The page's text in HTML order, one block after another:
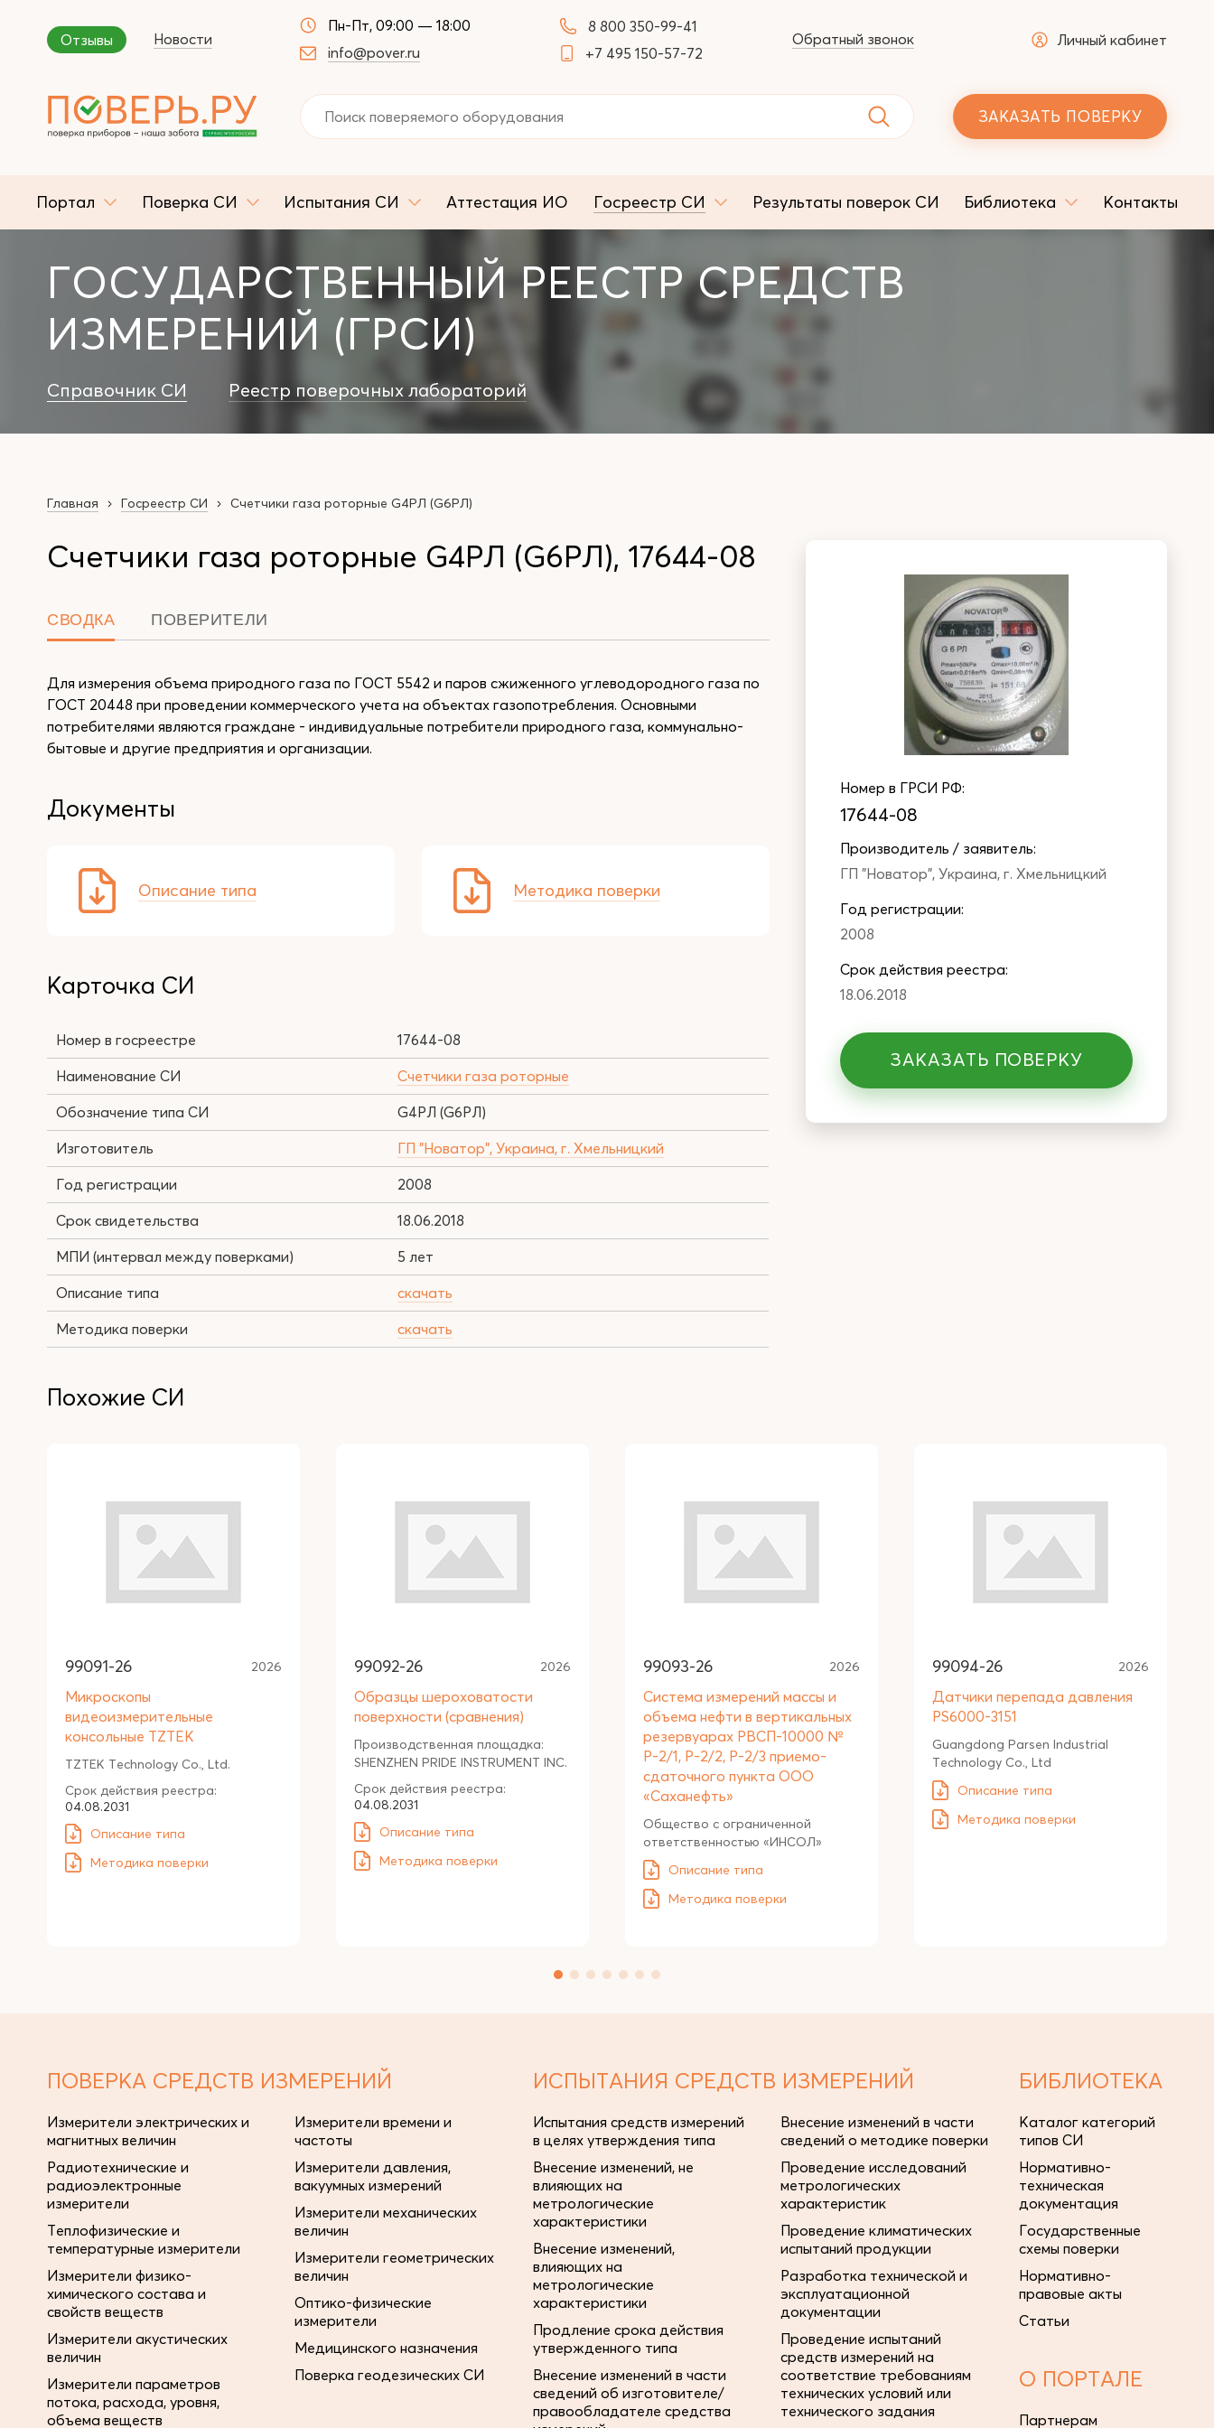
Отзывы Новости
Пн-Пт, 09:00 — 18:00
info@pover.ru
8 800 350-99-41
+7 495 150-57-72
Обратный звонок Личный кабинет
ЗАКАЗАТЬ ПОВЕРКУ
Портал Поверка СИ Испытания СИ Аттестация ИО Госреестр СИ Результаты поверок СИ Библиотека Контакты
ГОСУДАРСТВЕННЫЙ РЕЕСТР СРЕДСТВ
ИЗМЕРЕНИЙ (ГРСИ)
Справочник СИ Реестр поверочных лабораторий
Главная Госреестр СИ Счетчики газа роторные G4РЛ (G6РЛ)
Счетчики газа роторные G4РЛ (G6РЛ), 17644-08
СВОДКА ПОВЕРИТЕЛИ
Для измерения объема природного газа по ГОСТ 5542 и паров сжиженного углеводородного газа по
ГОСТ 20448 при проведении коммерческого учета на объектах газопотребления. Основными
потребителями являются граждане - индивидуальные потребители природного газа, коммунально-
бытовые и другие предприятия и организации.
Документы
Описание типа Методика поверки
Карточка СИ
Номер в госреестре
17644-08
Наименование СИ
Счетчики газа роторные
Обозначение типа СИ
G4РЛ (G6РЛ)
Изготовитель
ГП "Новатор", Украина, г. Хмельницкий
Год регистрации
2008
Срок свидетельства
18.06.2018
МПИ (интервал между поверками)
5 лет
Описание типа
скачать
Методика поверки
скачать
Номер в ГРСИ РФ:
17644-08
Производитель / заявитель:
ГП "Новатор", Украина, г. Хмельницкий
Год регистрации:
2008
Cрок действия реестра:
18.06.2018
ЗАКАЗАТЬ ПОВЕРКУ
Похожие СИ
99091-26 2026
Микроскопы
видеоизмерительные
консольные TZTEK
TZTEK Technology Co., Ltd.
Срок действия реестра:
04.08.2031
Описание типа
Методика поверки
99092-26 2026
Образцы шероховатости
поверхности (сравнения)
Производственная площадка:
SHENZHEN PRIDE INSTRUMENT INC.
Срок действия реестра:
04.08.2031
Описание типа
Методика поверки
99093-26 2026
Система измерений массы и
объема нефти в вертикальных
резервуарах РВСП-10000 №
Р-2/1, Р-2/2, Р-2/3 приемо-
сдаточного пункта ООО
«Саханефть»
Общество с ограниченной
ответственностью «ИНСОЛ»
Описание типа
Методика поверки
99094-26 2026
Датчики перепада давления
PS6000-3151
Guangdong Parsen Industrial
Technology Co., Ltd
Описание типа
Методика поверки
ПОВЕРКА СРЕДСТВ ИЗМЕРЕНИЙ
Измерители электрических и
магнитных величин
Радиотехнические и
радиоэлектронные
измерители
Теплофизические и
температурные измерители
Измерители физико-
химического состава и
свойств веществ
Измерители акустических
величин
Измерители параметров
потока, расхода, уровня,
объема веществ
Измерители времени и
частоты
Измерители давления,
вакуумных измерений
Измерители механических
величин
Измерители геометрических
величин
Оптико-физические
измерители
Медицинского назначения
Поверка геодезических СИ
ИСПЫТАНИЯ СРЕДСТВ ИЗМЕРЕНИЙ
Испытания средств измерений
в целях утверждения типа
Внесение изменений, не
влияющих на
метрологические
характеристики
Внесение изменений,
влияющих на
метрологические
характеристики
Продление срока действия
утвержденного типа
Внесение изменений в части
сведений об изготовителе/
правообладателе средства
Внесение изменений в части
сведений о методике поверки
Проведение исследований
метрологических
характеристик
Проведение климатических
испытаний продукции
Разработка технической и
эксплуатационной
документации
Проведение испытаний
средств измерений на
соответствие требованиям
технических условий или
технического задания
БИБЛИОТЕКА
Каталог категорий
типов СИ
Нормативно-
техническая
документация
Государственные
схемы поверки
Нормативно-
правовые акты
Статьи
О ПОРТАЛЕ
Партнерам